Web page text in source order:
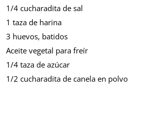
1/4 cucharadita de sal
1 taza de harina
3 huevos, batidos
Aceite vegetal para freír
1/4 taza de azúcar
1/2 cucharadita de canela en polvo